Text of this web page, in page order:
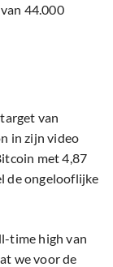
44.000
van
in zijn video
met 4,87
de ongelooflijke
time high van
we voor de